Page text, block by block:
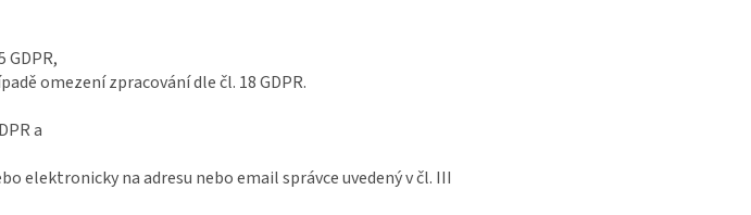
GDPR,
omezení zpracování dle čl. 18 GDPR.
a
elektronicky na adresu nebo email správce uvedený v čl. III